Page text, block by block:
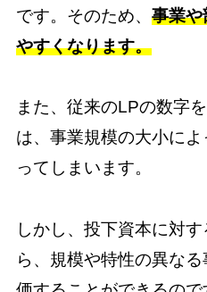
です。そのため、 事業や
やすくなります。
また、従来のLPの数字
は、事業規模の大小に
ってしまいます。
しかし、投下資本に対
ら、規模や特性の異な